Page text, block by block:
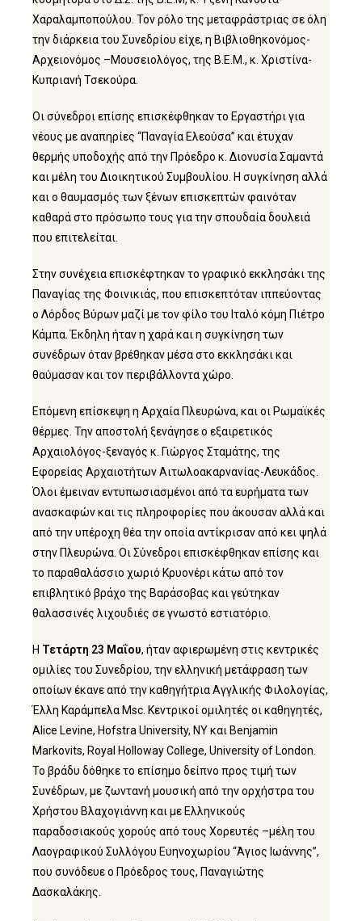
Χαραλαμποπούλου. Τον ρόλο της μεταφράστριας σε όλη
την διάρκεια του Συνεδρίου είχε, η Βιβλιοθηκονόμος-
Αρχειονόμος –Μουσειολόγος, της Β.Ε.Μ., κ. Χριστίνα-
Κυπριανή Τσεκούρα.
Οι σύνεδροι επίσης επισκέφθηκαν το Εργαστήρι για
νέους με αναπηρίες “Παναγία Ελεούσα” και έτυχαν
θερμής υποδοχής από την Πρόεδρο κ. Διονυσία Σαμαντά
και μέλη του Διοικητικού Συμβουλίου. Η συγκίνηση αλλά
και ο θαυμασμός των ξένων επισκεπτών φαινόταν
καθαρά στο πρόσωπο τους για την σπουδαία δουλειά
που επιτελείται.
Στην συνέχεια επισκέφτηκαν το γραφικό εκκλησάκι της
Παναγίας της Φοινικιάς, που επισκεπτόταν ιππεύοντας
ο Λόρδος Βύρων μαζί με τον φίλο του Ιταλό κόμη Πιέτρο
Κάμπα. Έκδηλη ήταν η χαρά και η συγκίνηση των
συνέδρων όταν βρέθηκαν μέσα στο εκκλησάκι και
θαύμασαν και τον περιβάλλοντα χώρο.
Επόμενη επίσκεψη η Αρχαία Πλευρώνα, και οι Ρωμαϊκές
θέρμες. Την αποστολή ξενάγησε ο εξαιρετικός
Αρχαιολόγος-ξεναγός κ. Γιώργος Σταμάτης, της
Εφορείας Αρχαιοτήτων Αιτωλοακαρνανίας-Λευκάδος.
Όλοι έμειναν εντυπωσιασμένοι από τα ευρήματα των
ανασκαφών και τις πληροφορίες που άκουσαν αλλά και
από την υπέροχη θέα την οποία αντίκρισαν από κει ψηλά
στην Πλευρώνα. Οι Σύνεδροι επισκέφθηκαν επίσης και
το παραθαλάσσιο χωριό Κρυονέρι κάτω από τον
επιβλητικό βράχο της Βαράσοβας και γεύτηκαν
θαλασσινές λιχουδιές σε γνωστό εστιατόριο.
Η Τετάρτη 23 Μαΐου, ήταν αφιερωμένη στις κεντρικές
ομιλίες του Συνεδρίου, την ελληνική μετάφραση των
οποίων έκανε από την καθηγήτρια Αγγλικής Φιλολογίας,
Έλλη Καράμπελα Msc. Κεντρικοί ομιλητές οι καθηγητές,
Alice Levine, Hofstra University, NY και Benjamin
Markovits, Royal Holloway College, University of London.
Το βράδυ δόθηκε το επίσημο δείπνο προς τιμή των
Συνέδρων, με ζωντανή μουσική από την ορχήστρα του
Χρήστου Βλαχογιάννη και με Ελληνικούς
παραδοσιακούς χορούς από τους Χορευτές –μέλη του
Λαογραφικού Συλλόγου Ευηνοχωρίου “Άγιος Ιωάννης”,
που συνόδευε ο Πρόεδρος τους, Παναγιώτης
Δασκαλάκης.